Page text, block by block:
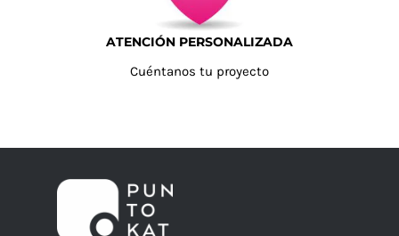
ATENCIÓN PERSONALIZADA
Cuéntanos tu proyecto